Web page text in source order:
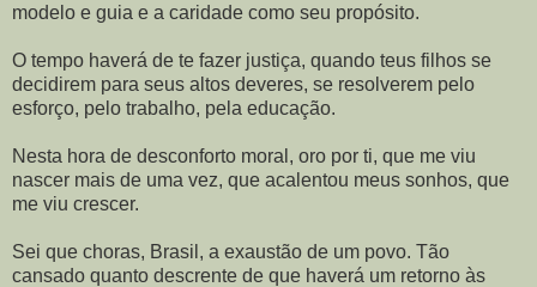
modelo e guia e a caridade como seu propósito.
O tempo haverá de te fazer justiça, quando teus filhos se
decidirem para seus altos deveres, se resolverem pelo
esforço, pelo trabalho, pela educação.
Nesta hora de desconforto moral, oro por ti, que me viu
nascer mais de uma vez, que acalentou meus sonhos, que
me viu crescer.
Sei que choras, Brasil, a exaustão de um povo. Tão
cansado quanto descrente de que haverá um retorno às